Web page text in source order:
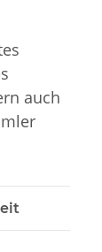
auch